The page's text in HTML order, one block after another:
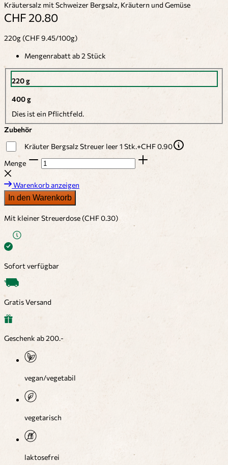
Kräutersalz mit Schweizer Bergsalz, Kräutern und Gemüse
CHF 20.80
220g (CHF 9.45/100g)
Mengenrabatt ab 2 Stück
220 g
400 g
Dies ist ein Pflichtfeld.
Zubehör
Kräuter Bergsalz Streuer leer 1 Stk.+CHF 0.90
Menge
Warenkorb anzeigen
In den Warenkorb
Mit kleiner Streuerdose (CHF 0.30)
Sofort verfügbar
Gratis Versand
Geschenk ab 200.-
vegan/vegetabil
vegetarisch
laktosefrei